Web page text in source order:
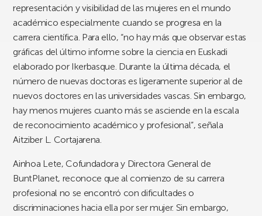
representación y visibilidad de las mujeres en el mundo
académico especialmente cuando se progresa en la
carrera científica. Para ello, “no hay más que observar estas
gráficas del último informe sobre la ciencia en Euskadi
elaborado por Ikerbasque. Durante la última década, el
número de nuevas doctoras es ligeramente superior al de
nuevos doctores en las universidades vascas. Sin embargo,
hay menos mujeres cuanto más se asciende en la escala
de reconocimiento académico y profesional”, señala
Aitziber L. Cortajarena.
Ainhoa Lete, Cofundadora y Directora General de
BuntPlanet, reconoce que al comienzo de su carrera
profesional no se encontró con dificultades o
discriminaciones hacia ella por ser mujer. Sin embargo,